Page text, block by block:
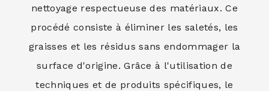
nettoyage respectueuse des matériaux. Ce
procédé consiste à éliminer les saletés, les
graisses et les résidus sans endommager la
surface d'origine. Grâce à l'utilisation de
techniques et de produits spécifiques, le